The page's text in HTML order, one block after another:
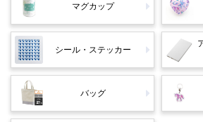
マグカップ
シール・ステッカー
バッグ